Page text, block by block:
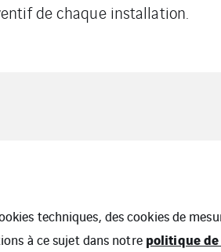
de chaque installation.
techniques, des cookies de
à ce sujet dans notre politique